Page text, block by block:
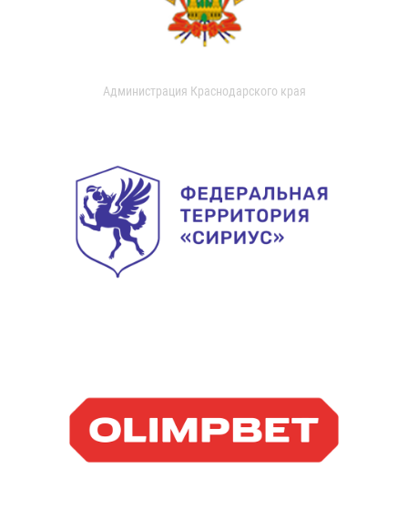
Администрация Краснодарского края